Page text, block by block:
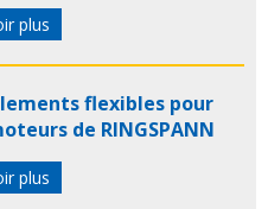
plus
flexibles pour
de RINGSPANN
plus